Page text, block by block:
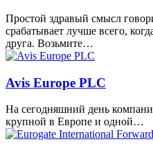
Простой здравый смысл
срабатывает лучше всего,
друга. Возьмите…
Avis Europe PLC
На сегодняшний день
крупной в Европе и одной…